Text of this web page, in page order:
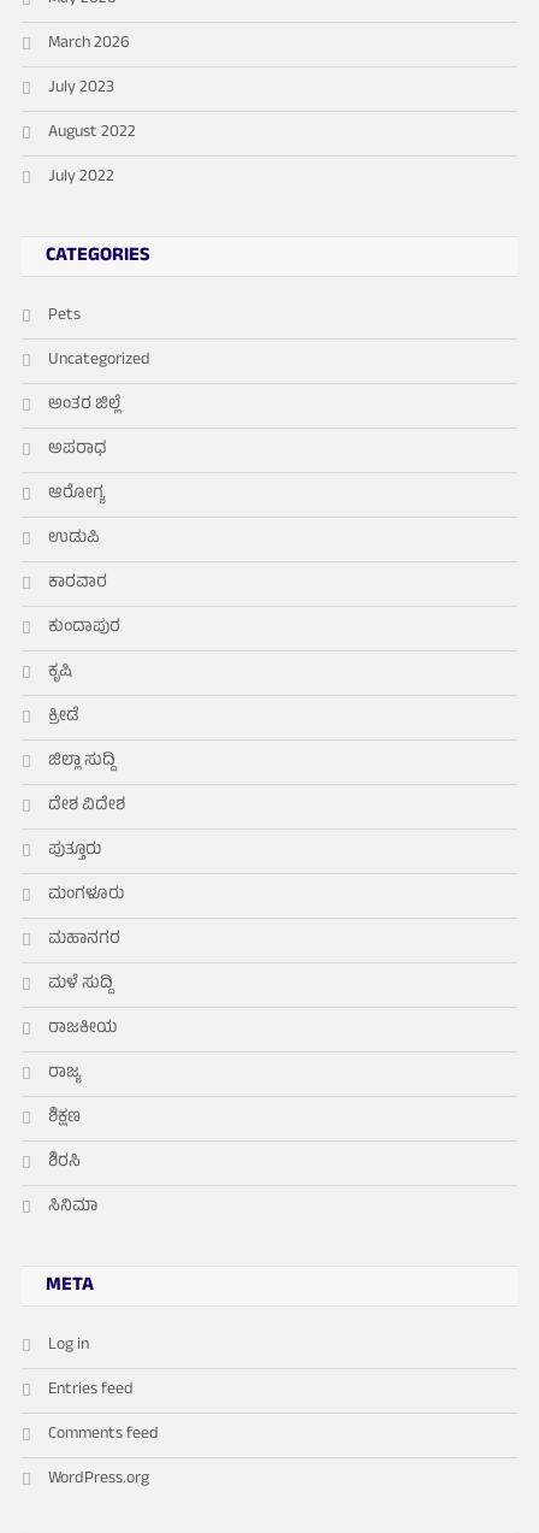
March 2026
July 2023
August 2022
July 2022
CATEGORIES
Pets
Uncategorized
ಅಂತರ ಜಿಲ್ಲೆ
ಅಪರಾಧ
ಆರೋಗ್ಯ
ಉಡುಪಿ
ಕಾರವಾರ
ಕುಂದಾಪುರ
ಕೃಷಿ
ಕ್ರೀಡೆ
ಜಿಲ್ಲಾ ಸುದ್ದಿ
ದೇಶ ವಿದೇಶ
ಪುತ್ತೂರು
ಮಂಗಳೂರು
ಮಹಾನಗರ
ಮಳೆ ಸುದ್ದಿ
ರಾಜಕೀಯ
ರಾಜ್ಯ
ಶಿಕ್ಷಣ
ಶಿರಸಿ
ಸಿನಿಮಾ
META
Log in
Entries feed
Comments feed
WordPress.org